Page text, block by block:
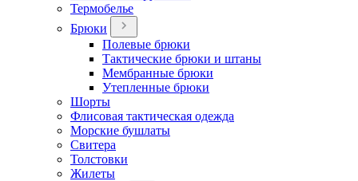
Термобелье
Брюки
Полевые брюки
Тактические брюки и штаны
Мембранные брюки
Утепленные брюки
Шорты
Флисовая тактическая одежда
Морские бушлаты
Свитера
Толстовки
Жилеты